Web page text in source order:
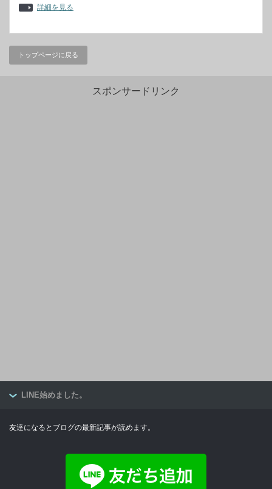
詳細を見る
トップページに戻る
スポンサードリンク
LINE始めました。
友達になるとブログの最新記事が読めます。